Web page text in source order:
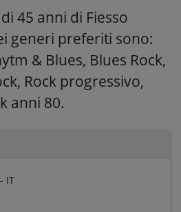
45 anni di Fiesso
generi preferiti sono:
& Blues, Blues Rock,
Rock progressivo,
anni 80.
IT